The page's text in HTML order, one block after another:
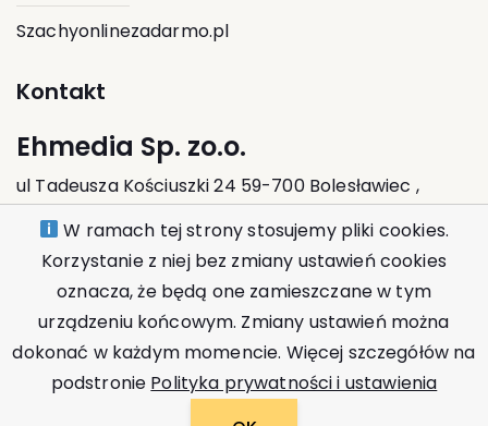
Szachyonlinezadarmo.pl
Kontakt
Ehmedia Sp. zo.o.
ul Tadeusza Kościuszki 24 59-700 Bolesławiec ,
Polska
kontakt@ehmedia.pl
W ramach tej strony stosujemy pliki cookies.
Korzystanie z niej bez zmiany ustawień cookies
oznacza, że będą one zamieszczane w tym
urządzeniu końcowym. Zmiany ustawień można
dokonać w każdym momencie. Więcej szczegółów na
podstronie Polityka prywatności i ustawienia